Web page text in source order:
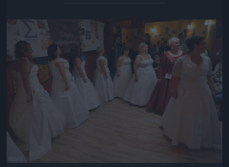
Jön még kép!